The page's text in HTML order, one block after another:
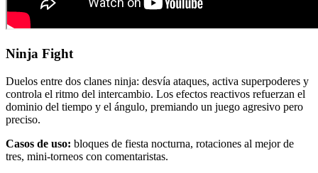
Ninja Fight
Duelos entre dos clanes ninja: desvía ataques, activa superpoderes y
controla el ritmo del intercambio. Los efectos reactivos refuerzan el
dominio del tiempo y el ángulo, premiando un juego agresivo pero
preciso.
Casos de uso: bloques de fiesta nocturna, rotaciones al mejor de
tres, mini-torneos con comentaristas.